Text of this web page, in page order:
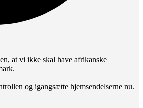
at vi ikke skal have afrikanske
og igangsætte hjemsendelserne nu.